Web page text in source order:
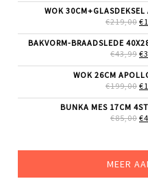
WOK 30CM+GLASDEKSEL
€219,00 €
BAKVORM-BRAADSLEDE
€43,99 €
WOK 26CM
€199,00 €
BUNKA MES 17CM
€85,00 €
MEER